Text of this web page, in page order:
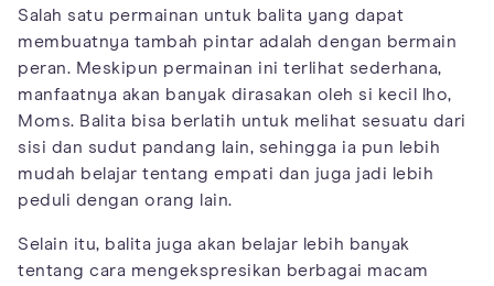
Salah satu permainan untuk balita yang dapat
membuatnya tambah pintar adalah dengan bermain
peran. Meskipun permainan ini terlihat sederhana,
manfaatnya akan banyak dirasakan oleh si kecil lho,
Moms. Balita bisa berlatih untuk melihat sesuatu dari
sisi dan sudut pandang lain, sehingga ia pun lebih
mudah belajar tentang empati dan juga jadi lebih
peduli dengan orang lain.
Selain itu, balita juga akan belajar lebih banyak
tentang cara mengekspresikan berbagai macam